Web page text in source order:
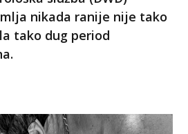
nikada ranije nije tako
tako dug period